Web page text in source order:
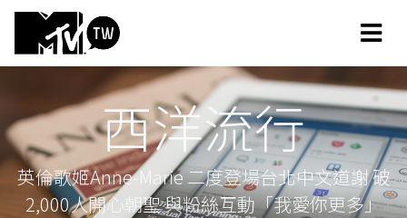
西洋流行
英倫歌姬Anne-Marie 二度登場台北中文道謝 破
2,000人開心朝聖 與粉絲互動「我愛你更多」